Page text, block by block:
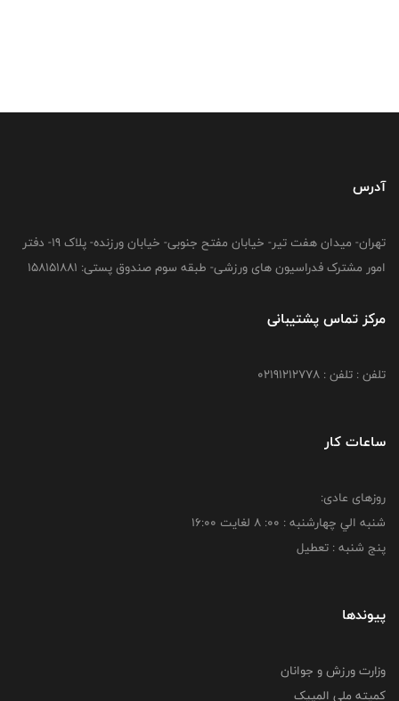
آدرس
تهران- میدان هفت تیر- خیابان مفتح جنوبی- خیابان ورزنده- پلاک 19- دفتر
امور مشترک فدراسیون های ورزشی- طبقه سوم صندوق پستی: 158151881
مرکز تماس پشتیبانی
تلفن : تلفن : 02191212778
ساعات کار
روزهای عادی:
شنبه الي چهارشنبه : 00: 8 لغايت 16:00
پنج شنبه : تعطیل
پیوندها
وزارت ورزش و جوانان
کمیته ملی المپیک